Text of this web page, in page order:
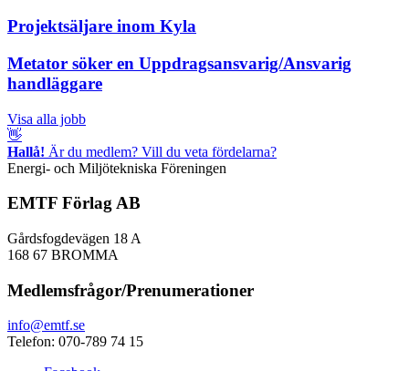
Projektsäljare inom Kyla
Metator söker en Uppdragsansvarig/Ansvarig
handläggare
Visa alla jobb
👋
Hallå! Är du medlem? Vill du veta fördelarna?
Energi- och Miljötekniska Föreningen
EMTF Förlag AB
Gårdsfogdevägen 18 A
168 67 BROMMA
Medlemsfrågor/Prenumerationer
info@emtf.se
Telefon: 070-789 74 15